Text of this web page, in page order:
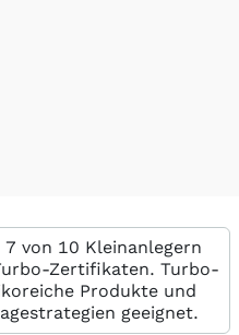
von 10 Kleinanlegern
Zertifikaten. Turbo-
Produkte und
geeignet.